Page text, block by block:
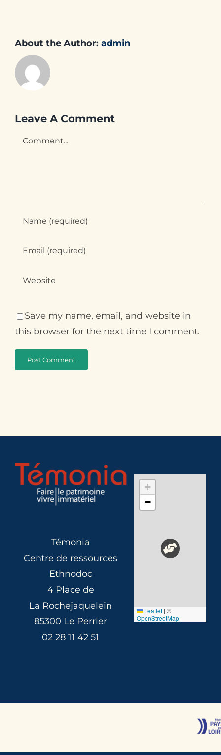
About the Author: admin
Leave A Comment
Comment
Save my name, email, and website in
this browser for the next time I comment.
Témonia
Centre de ressources
Ethnodoc
4 Place de
La Rochejaquelein
85300 Le Perrier
02 28 11 42 51
+
−
Leaflet | ©
OpenStreetMap